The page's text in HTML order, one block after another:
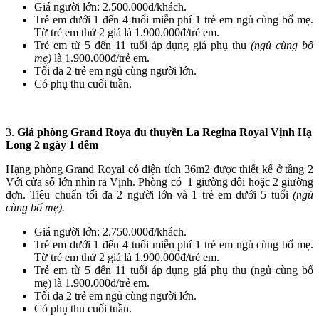
Giá người lớn: 2.500.000đ/khách.
Trẻ em dưới 1 đến 4 tuổi miễn phí 1 trẻ em ngủ cùng bố mẹ.
Từ trẻ em thứ 2 giá là 1.900.000đ/trẻ em.
Trẻ em từ 5 đến 11 tuổi áp dụng giá phụ thu(ngủ cùng bố
mẹ) là 1.900.000đ/trẻ em.
Tối đa 2 trẻ em ngủ cùng người lớn.
Có phụ thu cuối tuần.
3. Giá phòng Grand Roya du thuyền La Regina Royal Vịnh Hạ
Long 2 ngày 1 đêm
Hạng phòng Grand Royal có diện tích 36m2 được thiết kế ở tầng 2
Với cửa sổ lớn nhìn ra Vịnh. Phòng có 1 giường đôi hoặc 2 giường
đơn. Tiêu chuẩn tối đa 2 người lớn và 1 trẻ em dưới 5 tuổi (ngủ
cùng bố mẹ).
Giá người lớn: 2.750.000đ/khách.
Trẻ em dưới 1 đến 4 tuổi miễn phí 1 trẻ em ngủ cùng bố mẹ.
Từ trẻ em thứ 2 giá là 1.900.000đ/trẻ em.
Trẻ em từ 5 đến 11 tuổi áp dụng giá phụ thu (ngủ cùng bố
mẹ) là 1.900.000đ/trẻ em.
Tối đa 2 trẻ em ngủ cùng người lớn.
Có phụ thu cuối tuần.